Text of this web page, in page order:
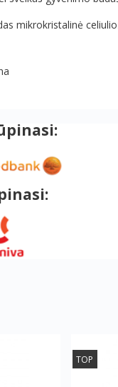
mikrokristalinė
TOP